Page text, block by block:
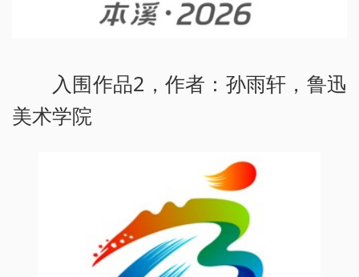
入围作品2，作者：孙雨轩，鲁迅
美术学院